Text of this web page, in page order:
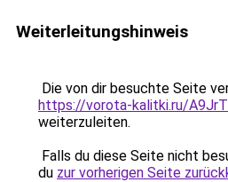
Weiterleitungshinweis
Die von dir besuchte Seite
https://vorota-kalitki.ru/
weiterzuleiten.
Falls du diese Seite nicht
du zur vorherigen Seite